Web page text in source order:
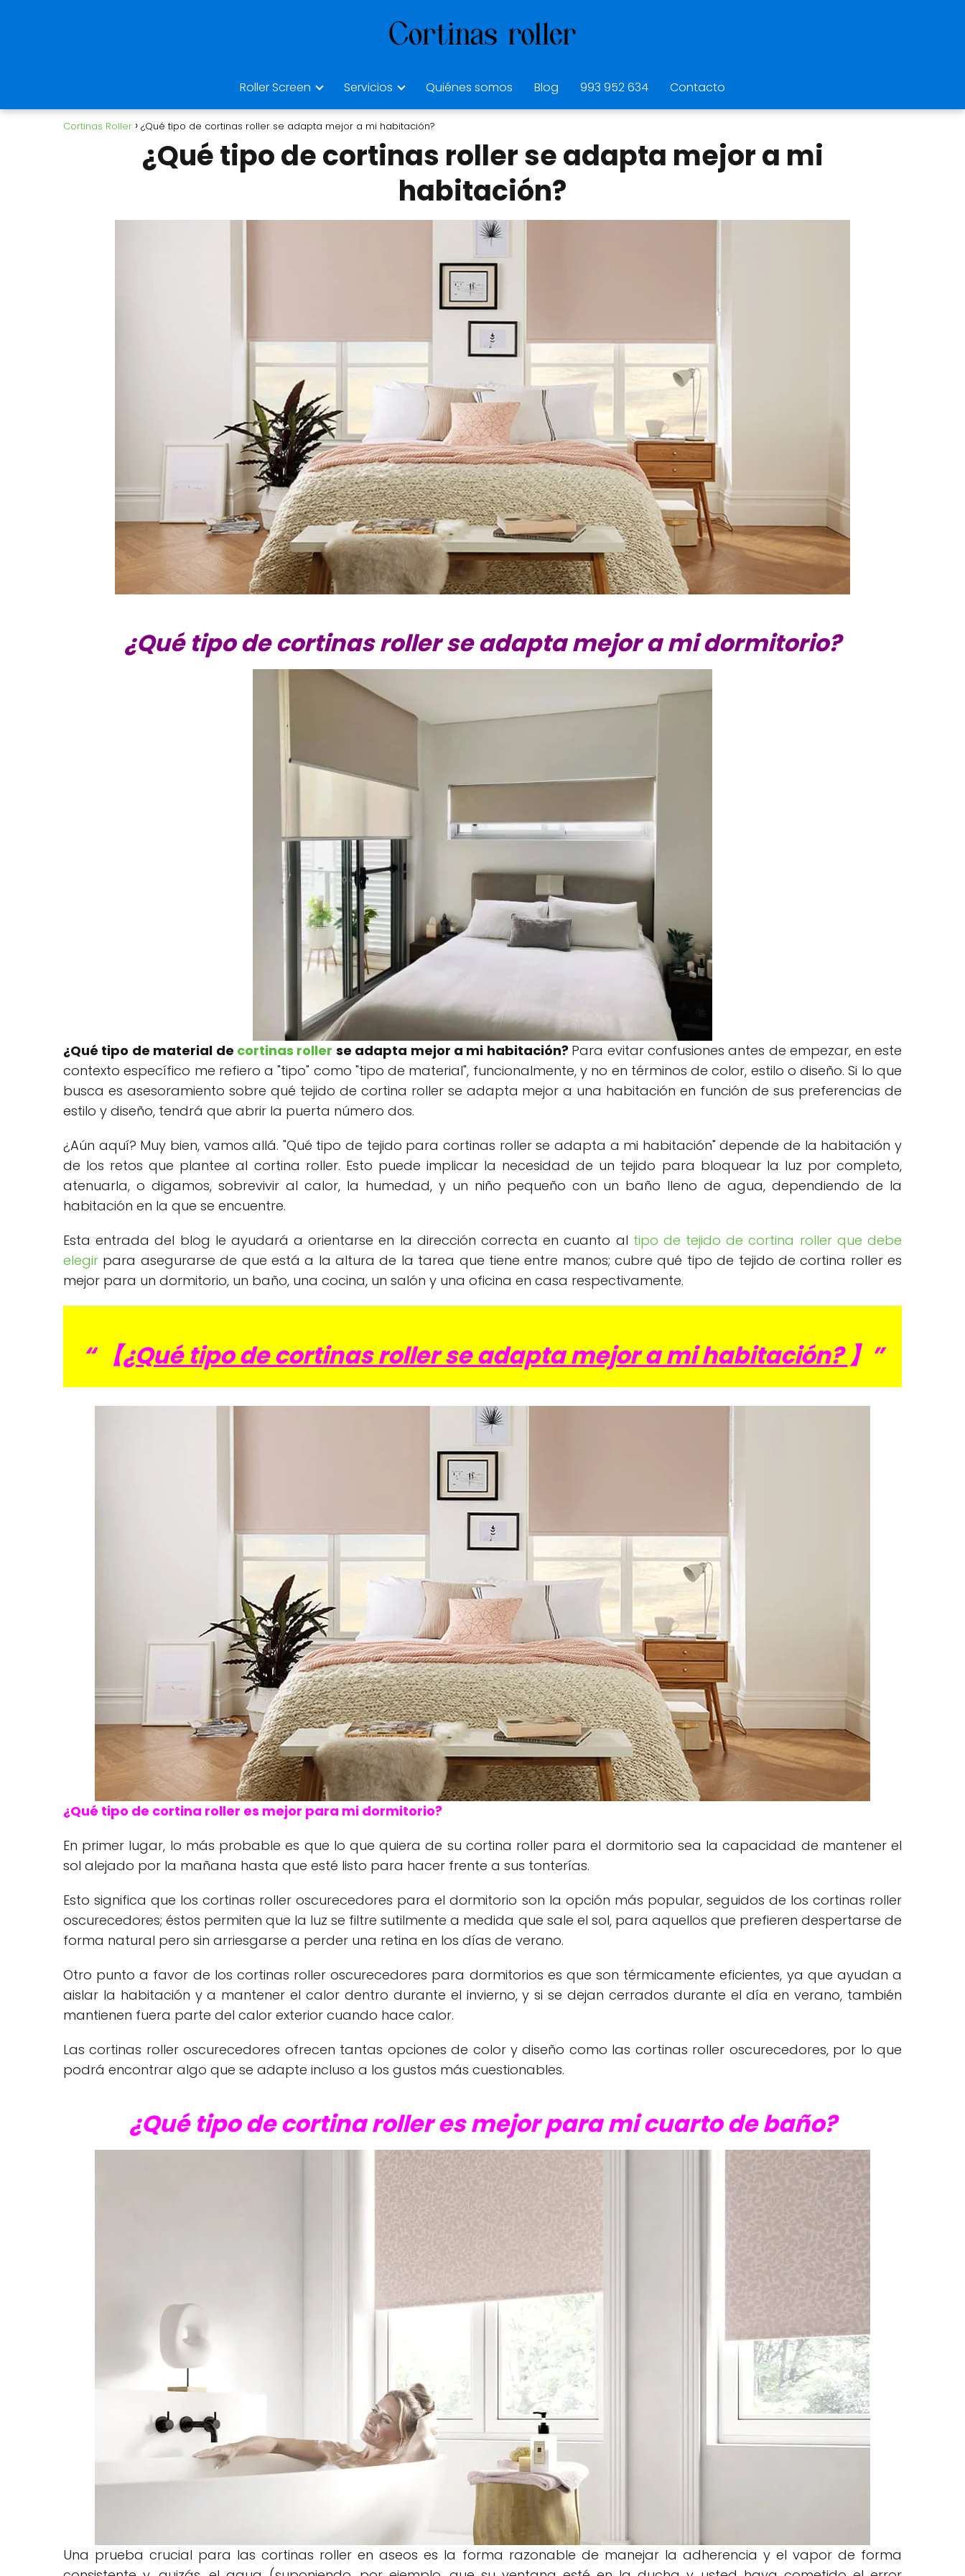
Roller Screen Servicios Quiénes somos Blog 993 952 634 Contacto
Cortinas Roller ¿Qué tipo de cortinas roller se adapta mejor a mi habitación?
¿Qué tipo de cortinas roller se adapta mejor a mi
habitación?
¿Qué tipo de cortinas roller se adapta mejor a mi dormitorio?
¿Qué tipo de material de cortinas roller se adapta mejor a mi habitación? Para evitar confusiones antes de empezar, en este
contexto específico me refiero a "tipo" como "tipo de material", funcionalmente, y no en términos de color, estilo o diseño. Si lo que
busca es asesoramiento sobre qué tejido de cortina roller se adapta mejor a una habitación en función de sus preferencias de
estilo y diseño, tendrá que abrir la puerta número dos.
¿Aún aquí? Muy bien, vamos allá. "Qué tipo de tejido para cortinas roller se adapta a mi habitación" depende de la habitación y
de los retos que plantee al cortina roller. Esto puede implicar la necesidad de un tejido para bloquear la luz por completo,
atenuarla, o digamos, sobrevivir al calor, la humedad, y un niño pequeño con un baño lleno de agua, dependiendo de la
habitación en la que se encuentre.
Esta entrada del blog le ayudará a orientarse en la dirección correcta en cuanto al tipo de tejido de cortina roller que debe
elegir para asegurarse de que está a la altura de la tarea que tiene entre manos; cubre qué tipo de tejido de cortina roller es
mejor para un dormitorio, un baño, una cocina, un salón y una oficina en casa respectivamente.
“ 【¿Qué tipo de cortinas roller se adapta mejor a mi habitación?】”
¿Qué tipo de cortina roller es mejor para mi dormitorio?
En primer lugar, lo más probable es que lo que quiera de su cortina roller para el dormitorio sea la capacidad de mantener el
sol alejado por la mañana hasta que esté listo para hacer frente a sus tonterías.
Esto significa que los cortinas roller oscurecedores para el dormitorio son la opción más popular, seguidos de los cortinas roller
oscurecedores; éstos permiten que la luz se filtre sutilmente a medida que sale el sol, para aquellos que prefieren despertarse de
forma natural pero sin arriesgarse a perder una retina en los días de verano.
Otro punto a favor de los cortinas roller oscurecedores para dormitorios es que son térmicamente eficientes, ya que ayudan a
aislar la habitación y a mantener el calor dentro durante el invierno, y si se dejan cerrados durante el día en verano, también
mantienen fuera parte del calor exterior cuando hace calor.
Las cortinas roller oscurecedores ofrecen tantas opciones de color y diseño como las cortinas roller oscurecedores, por lo que
podrá encontrar algo que se adapte incluso a los gustos más cuestionables.
¿Qué tipo de cortina roller es mejor para mi cuarto de baño?
Una prueba crucial para las cortinas roller en aseos es la forma razonable de manejar la adherencia y el vapor de forma